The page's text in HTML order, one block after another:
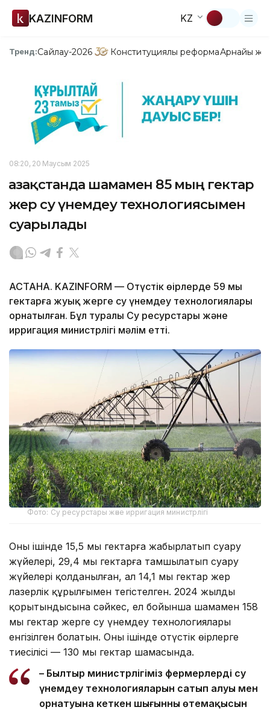
KAZINFORM KZ
Тренд:Сайлау-2026 Конституциялық реформаАрнайы
08:20, 20 Маусым 2025
Қазақстанда шамамен 85 мың гектар
жер су үнемдеу технологиясымен
суарылады
АСТАНА. KAZINFORM — Оңтүстік өңірлерде 59 мың
гектарға жуық жерге су үнемдеу технологиялары
орнатылған. Бұл туралы Су ресурстары және
ирригация министрлігі мәлім етті.
Фото: Су ресурстары және ирригация министрлігі
Оның ішінде 15,5 мың гектарға жаңбырлатып суару
жүйелері, 29,4 мың гектарға тамшылатып суару
жүйелері қолданылған, ал 14,1 мың гектар жер
лазерлік құрылғымен тегістелген. 2024 жылдың
қорытындысына сәйкес, ел бойынша шамамен 158
мың гектар жерге су үнемдеу технологиялары
енгізілген болатын. Оның ішінде оңтүстік өңірлерге
тиесілісі — 130 мың гектар шамасында.
– Былтыр министрлігіміз фермерлердің су
үнемдеу технологияларын сатып алуы мен
орнатуына кеткен шығынның өтемақысын